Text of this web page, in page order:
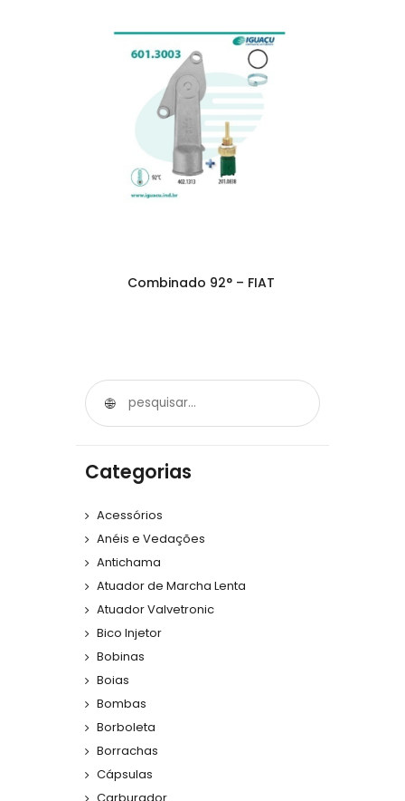
Combinado 92° – FIAT
Categorias
Acessórios
Anéis e Vedações
Antichama
Atuador de Marcha Lenta
Atuador Valvetronic
Bico Injetor
Bobinas
Boias
Bombas
Borboleta
Borrachas
Cápsulas